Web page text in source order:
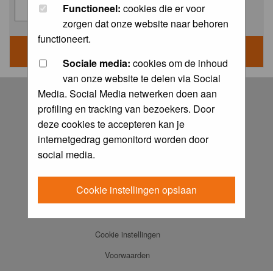
Functioneel: cookies die er voor
zorgen dat onze website naar behoren
functioneert.
Sociale media: cookies om de inhoud
van onze website te delen via Social
Media. Social Media netwerken doen aan
profiling en tracking van bezoekers. Door
deze cookies te accepteren kan je
internetgedrag gemonitord worden door
social media.
Cookie instellingen opslaan
Log in
FAQ
Contact
Praktijkboeken
Cookie instellingen
Voorwaarden